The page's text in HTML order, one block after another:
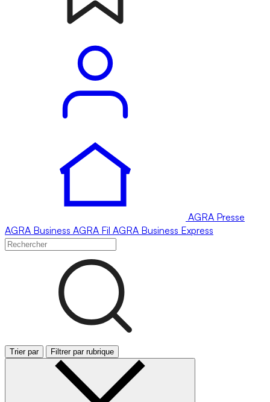
AGRA Presse
AGRA Business AGRA Fil AGRA Business Express
Trier par Filtrer par rubrique